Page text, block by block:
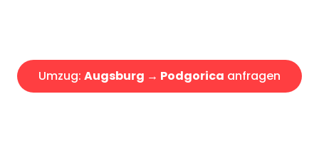
Umzug: Augsburg → Podgorica anfragen